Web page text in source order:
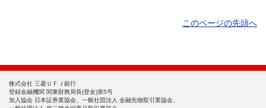
このページの先頭へ
株式会社 三菱ＵＦＪ銀行
登録金融機関 関東財務局長(登金)第5号
加入協会 日本証券業協会、一般社団法人 金融先物取引業協会、